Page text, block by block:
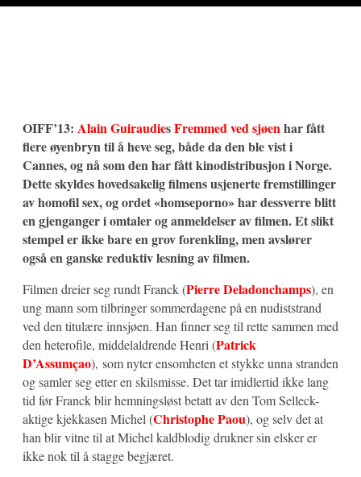
OIFF’13: Alain GuiraudiesFremmed ved sjøenhar fått
flere øyenbryn til å heve seg, både da den ble vist i
Cannes, og nå som den har fått kinodistribusjon i Norge.
Dette skyldes hovedsakelig filmens usjenerte fremstillinger
av homofil sex, og ordet «homseporno» har dessverre blitt
en gjenganger i omtaler og anmeldelser av filmen. Et slikt
stempel er ikke bare en grov forenkling, men avslører
også en ganske reduktiv lesning av filmen.
Filmen dreier seg rundt Franck (Pierre Deladonchamps), en
ung mann som tilbringer sommerdagene på en nudiststrand
ved den titulære innsjøen. Han finner seg til rette sammen med
den heterofile, middelaldrende Henri (Patrick
D’Assumçao), som nyter ensomheten et stykke unna stranden
og samler seg etter en skilsmisse. Det tar imidlertid ikke lang
tid før Franck blir hemningsløst betatt av den Tom Selleck-
aktige kjekkasen Michel (Christophe Paou), og selv det at
han blir vitne til at Michel kaldblodig drukner sin elsker er
ikke nok til å stagge begjæret.